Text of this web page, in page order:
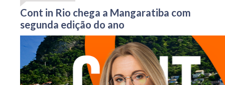
Cont in Rio chega a Mangaratiba com
segunda edição do ano